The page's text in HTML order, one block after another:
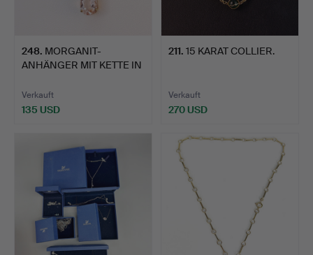
248. MORGANIT-
ANHÄNGER MIT KETTE IN
Verkauft
135 USD
211. 15 KARAT COLLIER.
Verkauft
270 USD